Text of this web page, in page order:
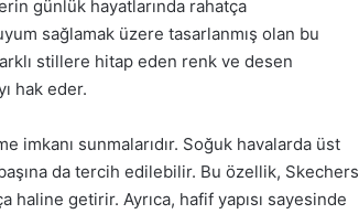
günlük hayatlarında rahatça
sağlamak üzere tasarlanmış olan bu
stillere hitap eden renk ve desen
hak eder.
imkanı sunmalarıdır. Soğuk havalarda üst
da tercih edilebilir. Bu özellik, Skechers
getirir. Ayrıca, hafif yapısı sayesinde